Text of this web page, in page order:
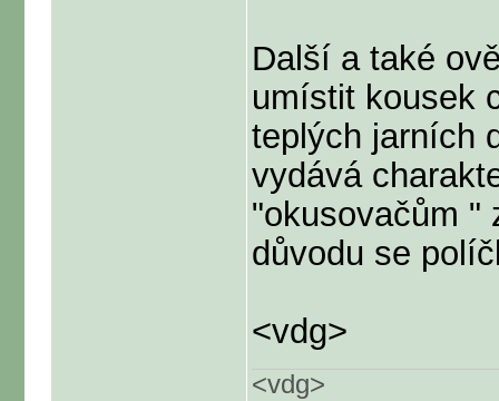
Další a také
umístit kousek
teplých jarních
vydává
"okusovačům "
důvodu se
<vdg>
<vdg>